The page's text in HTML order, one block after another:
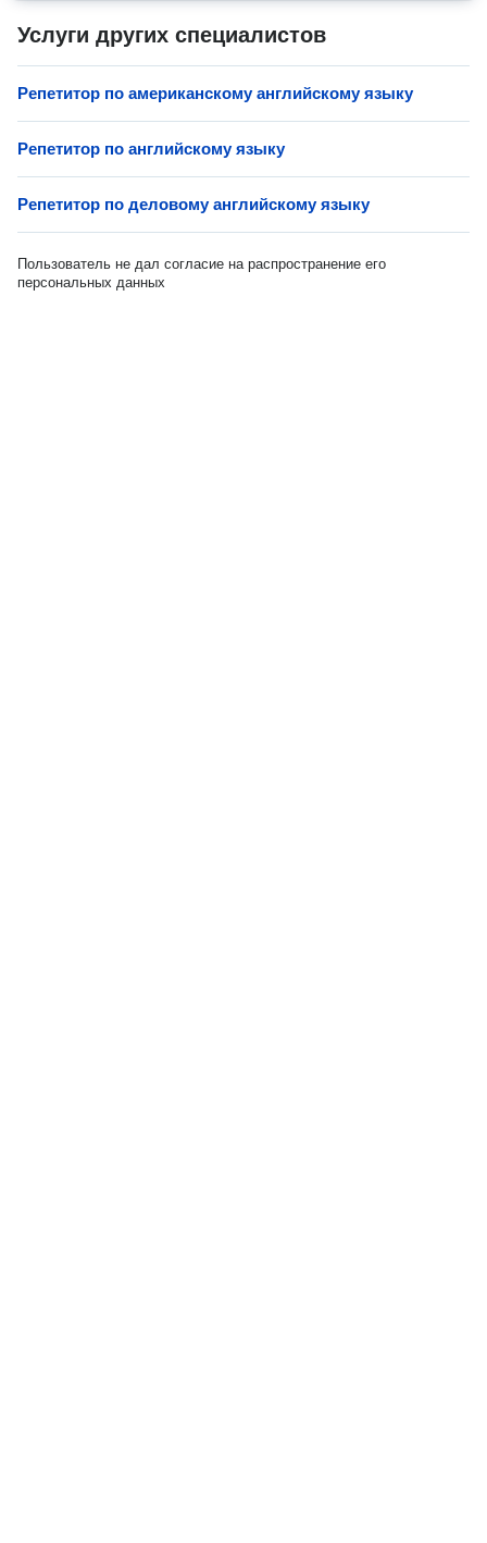
Услуги других специалистов
Репетитор по американскому английскому языку
Репетитор по английскому языку
Репетитор по деловому английскому языку
Пользователь не дал согласие на распространение его
персональных данных